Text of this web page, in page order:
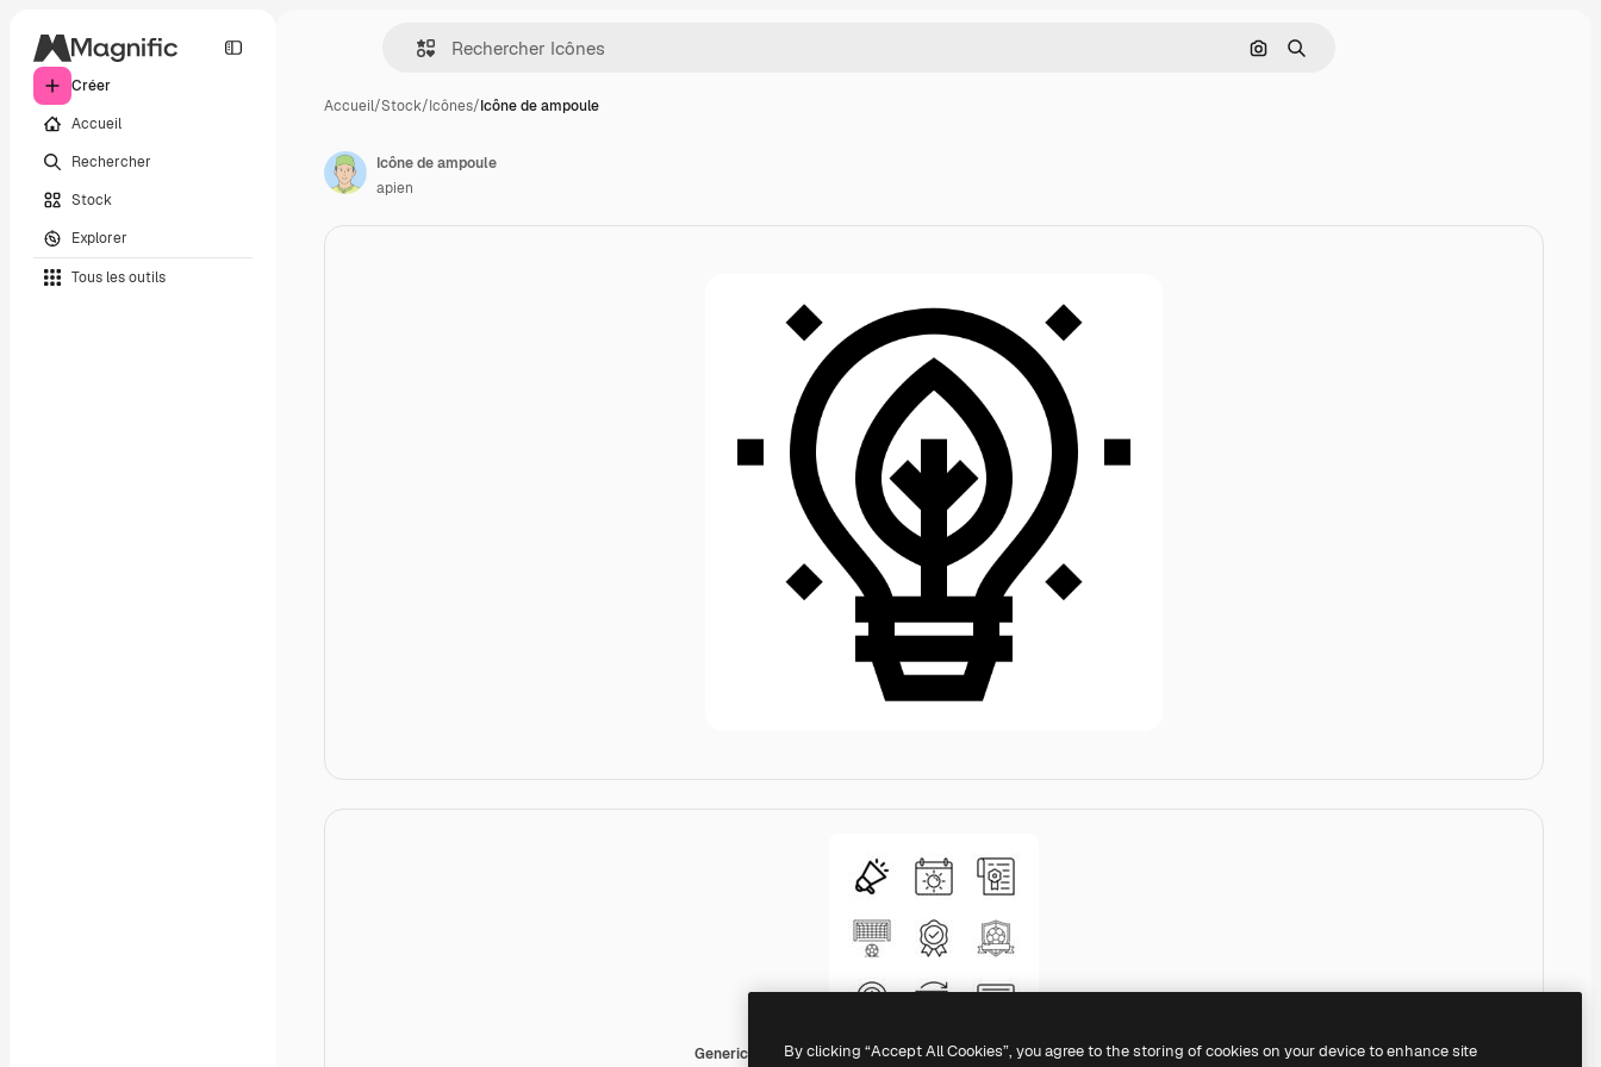
Créer
Accueil
Rechercher
Stock
Explorer
Tous les outils
Rechercher par image
Rechercher
Accueil/Stock/Icônes/Icône de ampoule
Generic Detailed Outline
Icône de ampoule
apien
By clicking “Accept All Cookies”, you agree to the storing of cookies on your device to enhance site